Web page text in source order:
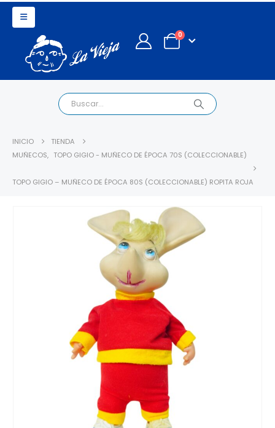
0
INICIO
TIENDA
MUÑECOS, TOPO GIGIO - MUÑECO DE ÉPOCA 70S (COLECCIONABLE)
TOPO GIGIO – MUÑECO DE ÉPOCA 80S (COLECCIONABLE) ROPITA ROJA